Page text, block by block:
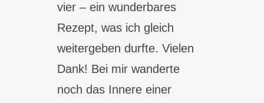
vier – ein wunderbares
Rezept, was ich gleich
weitergeben durfte. Vielen
Dank! Bei mir wanderte
noch das Innere einer